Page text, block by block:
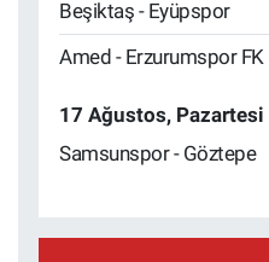
Beşiktaş - Eyüpspor
Amed - Erzurumspor FK
17 Ağustos, Pazartesi
Samsunspor - Göztepe